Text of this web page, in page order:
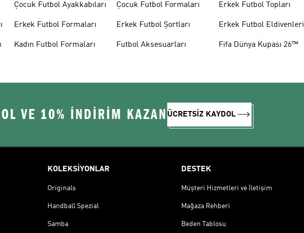
Çocuk Futbol Ayakkabıları
Erkek Futbol Formaları
Kadın Futbol Formaları
Çocuk Futbol Formaları
Erkek Futbol Şortları
Futbol Aksesuarları
Erkek Futbol Topları
Erkek Futbol Eldivenleri
Fifa Dünya Kupası 26™
VE 10% İNDİRİM KAZAN ÜCRETSİZ KAYDOL
KOLEKSİYONLAR
Originals
Handball Spezial
Samba
DESTEK
Müşteri Hizmetleri ve İletişim
Mağaza Rehberi
Beden Tablosu